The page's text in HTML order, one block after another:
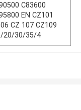
C83600
EN CZ101
CZ 107 CZ109
20/30/35/4